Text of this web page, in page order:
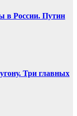
в России. Путин
Три главных